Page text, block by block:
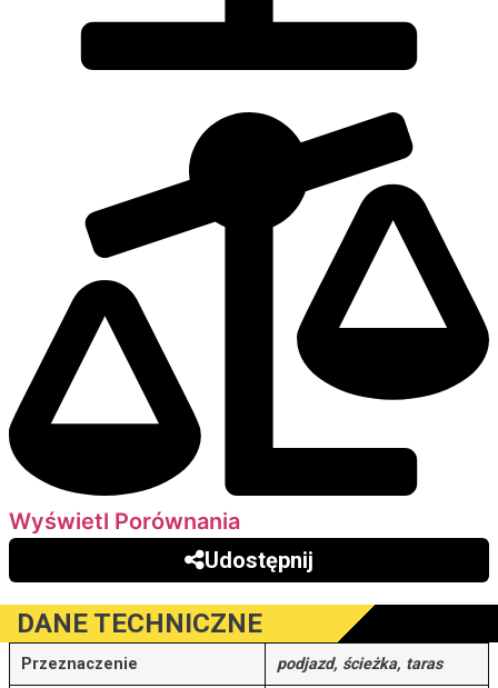
Wyświetl Porównania
Udostępnij
DANE TECHNICZNE
Przeznaczenie podjazd, ścieżka, taras